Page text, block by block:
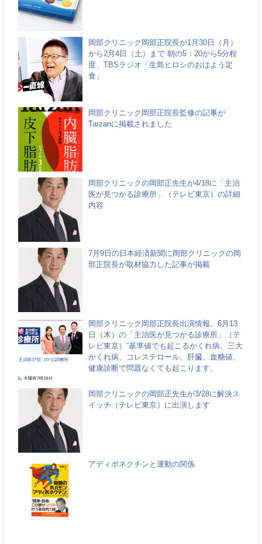
岡部クリニック岡部正院長が1月30日（月）
から2月4日（土）まで 朝の5：20から5分程
度、TBSラジオ「生島ヒロシのおはよう定
食」
岡部クリニック岡部正院長監修の記事が
Tarzanに掲載されました
岡部クリニックの岡部正先生が4/18に「主治
医が見つかる診療所」（テレビ東京）の詳細
内容
7月9日の日本経済新聞に岡部クリニックの岡
部正院長が取材協力した記事が掲載
岡部クリニック岡部正院長出演情報。6月13
日（木）の「主治医が見つかる診療所」（テ
レビ東京）”基準値でも起こるかくれ病、三大
かくれ病、コレステロール、肝臓、血糖値、
健康診断で問題なくても起こります。
岡部クリニックの岡部正先生が3/28に解決ス
イッチ（テレビ東京）に出演します
アディポネクチンと運動の関係